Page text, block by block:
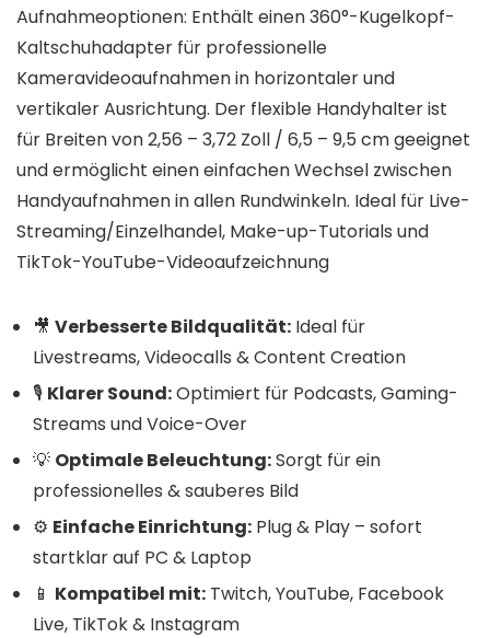
Aufnahmeoptionen: Enthält einen 360°-Kugelkopf-
Kaltschuhadapter für professionelle
Kameravideoaufnahmen in horizontaler und
vertikaler Ausrichtung. Der flexible Handyhalter ist
für Breiten von 2,56 – 3,72 Zoll / 6,5 – 9,5 cm geeignet
und ermöglicht einen einfachen Wechsel zwischen
Handyaufnahmen in allen Rundwinkeln. Ideal für Live-
Streaming/Einzelhandel, Make-up-Tutorials und
TikTok-YouTube-Videoaufzeichnung
🎥 Verbesserte Bildqualität: Ideal für
Livestreams, Videocalls & Content Creation
🎙️ Klarer Sound:Optimiert für Podcasts, Gaming-
Streams und Voice-Over
💡 Optimale Beleuchtung:Sorgt für ein
professionelles & sauberes Bild
⚙️ Einfache Einrichtung: Plug & Play – sofort
startklar auf PC & Laptop
📱 Kompatibel mit: Twitch, YouTube, Facebook
Live, TikTok & Instagram